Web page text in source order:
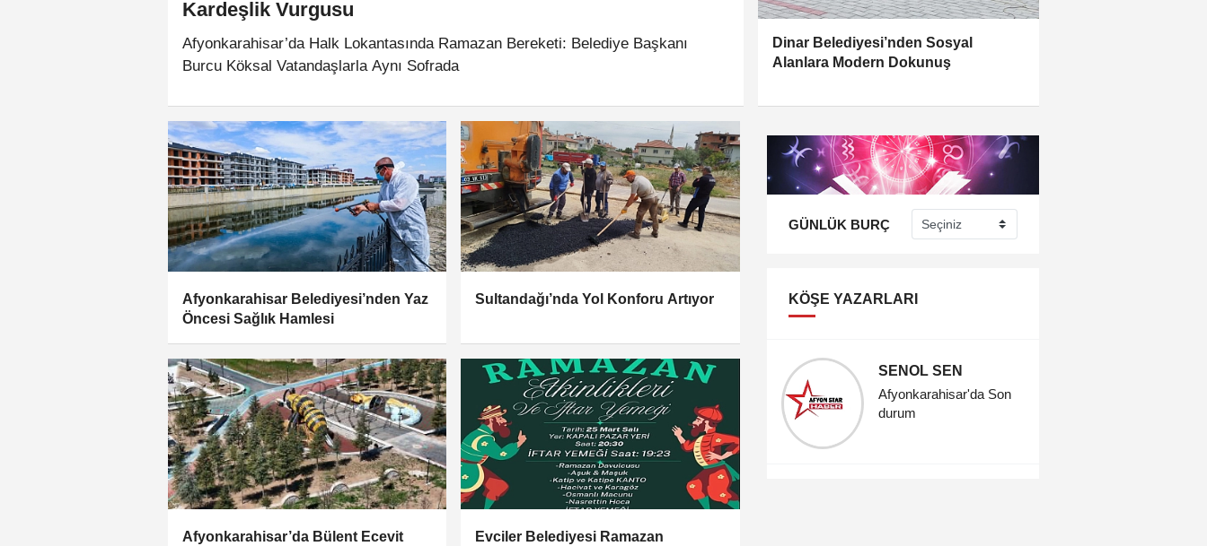
Kardeşlik Vurgusu
Afyonkarahisar’da Halk Lokantasında Ramazan Bereketi: Belediye Başkanı
Burcu Köksal Vatandaşlarla Aynı Sofrada
Dinar Belediyesi’nden Sosyal
Alanlara Modern Dokunuş
Afyonkarahisar Belediyesi’nden Yaz
Öncesi Sağlık Hamlesi
Sultandağı’nda Yol Konforu Artıyor
Afyonkarahisar’da Bülent Ecevit
Evciler Belediyesi Ramazan
GÜNLÜK BURÇ
KÖŞE YAZARLARI
SENOL SEN
Afyonkarahisar'da Son
durum
SENOL SEN
Afyonkarahisar'da Son
durum